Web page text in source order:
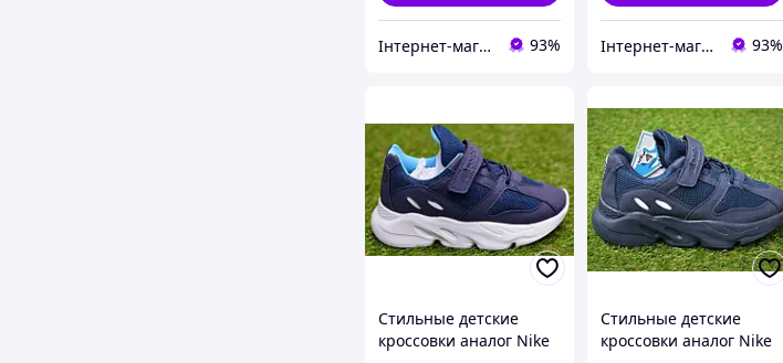
Інтернет-магазин спортивного взуття "Topstyle" 93% Інтернет-магазин спортивного взуття "Topstyle" 93%
Стильные детские
кроссовки аналог Nike
Стильные детские
кроссовки аналог Nike